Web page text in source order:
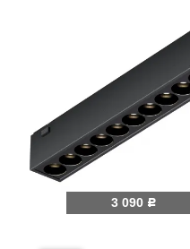
3 090 Р